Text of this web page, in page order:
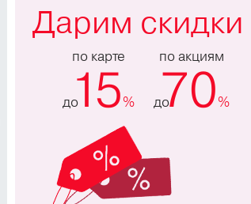
Дарим скидки
по карте
до15%
по акциям
до
70%